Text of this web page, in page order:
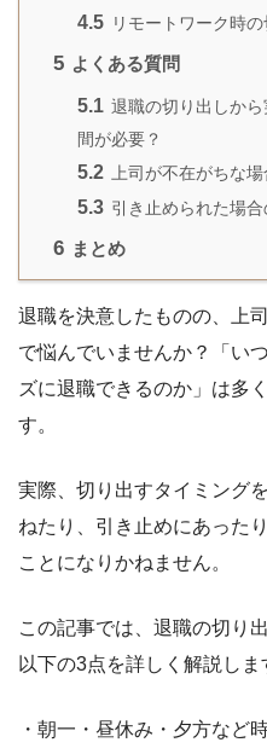
4.5 リモートワーク時
5 よくある質問
5.1 退職の切り出しか
間が必要？
5.2 上司が不在がちな
5.3 引き止められた場合
6 まとめ
退職を決意したものの、上
で悩んでいませんか？「い
ズに退職できるのか」は多
す。
実際、切り出すタイミング
ねたり、引き止めにあった
ことになりかねません。
この記事では、退職の切り
以下の3点を詳しく解説しま
・朝一・昼休み・夕方など